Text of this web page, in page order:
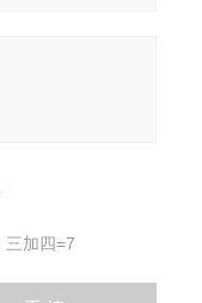
三加四=7